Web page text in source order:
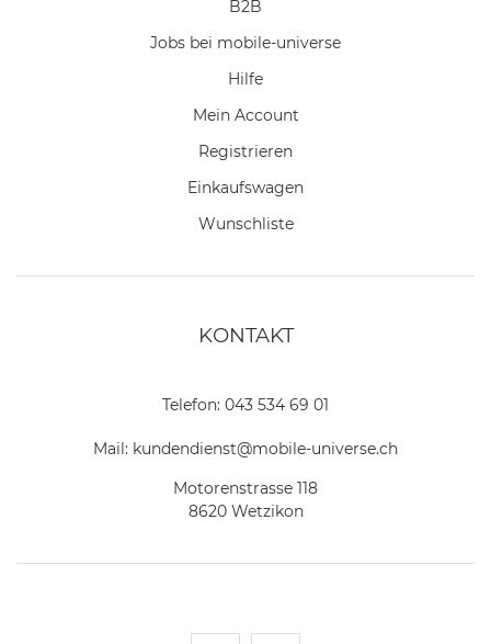
B2B
Jobs bei mobile-universe
Hilfe
Mein Account
Registrieren
Einkaufswagen
Wunschliste
KONTAKT
Telefon: 043 534 69 01
Mail: kundendienst@mobile-universe.ch
Motorenstrasse 118
8620 Wetzikon